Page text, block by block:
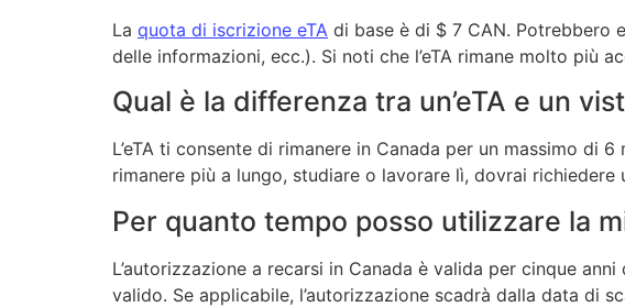
La quota di iscrizione eTA di base è di $ 7 CAN. Potrebbero
delle informazioni, ecc.). Si noti che l’eTA rimane molto più
Qual è la differenza tra un’eTA e un
L’eTA ti consente di rimanere in Canada per un massimo di
rimanere più a lungo, studiare o lavorare lì, dovrai
Per quanto tempo posso utilizzare la
L’autorizzazione a recarsi in Canada è valida per cinque
valido. Se applicabile, l’autorizzazione scadrà dalla data di